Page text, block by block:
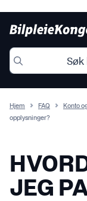
Hjem FAQ Konto
opplysninger?
JEG